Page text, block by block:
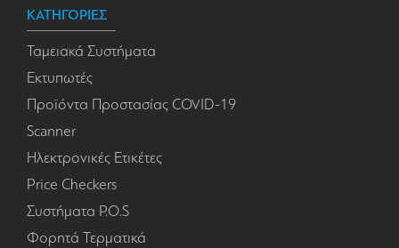
ΚΑΤΗΓΟΡΙΕΣ
Ταμειακά Συστήματα
Εκτυπωτές
Προϊόντα Προστασίας COVID-19
Scanner
Ηλεκτρονικές Ετικέτες
Price Checkers
Συστήματα P.O.S
Φορητά Τερματικά